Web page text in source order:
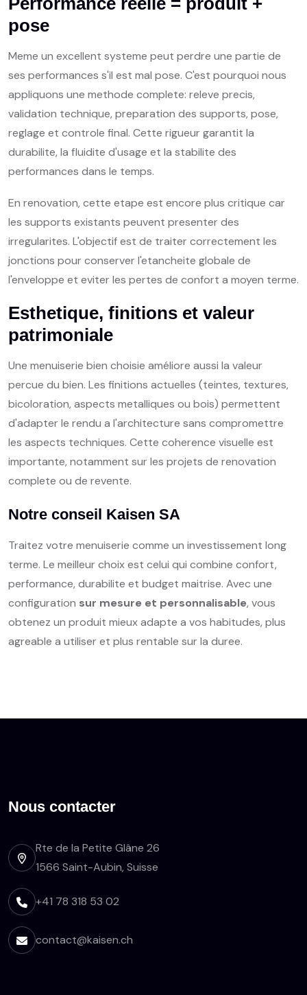
pose
Meme un excellent systeme peut perdre une partie de
ses performances s'il est mal pose. C'est pourquoi nous
appliquons une methode complete: releve precis,
validation technique, preparation des supports, pose,
reglage et controle final. Cette rigueur garantit la
durabilite, la fluidite d'usage et la stabilite des
performances dans le temps.
En renovation, cette etape est encore plus critique car
les supports existants peuvent presenter des
irregularites. L'objectif est de traiter correctement les
jonctions pour conserver l'etancheite globale de
l'enveloppe et eviter les pertes de confort a moyen terme.
Esthetique, finitions et valeur
patrimoniale
Une menuiserie bien choisie améliore aussi la valeur
percue du bien. Les finitions actuelles (teintes, textures,
bicoloration, aspects metalliques ou bois) permettent
d'adapter le rendu a l'architecture sans compromettre
les aspects techniques. Cette coherence visuelle est
importante, notamment sur les projets de renovation
complete ou de revente.
Notre conseil Kaisen SA
Traitez votre menuiserie comme un investissement long
terme. Le meilleur choix est celui qui combine confort,
performance, durabilite et budget maitrise. Avec une
configuration sur mesure et personnalisable, vous
obtenez un produit mieux adapte a vos habitudes, plus
agreable a utiliser et plus rentable sur la duree.
Nous contacter
Rte de la Petite Glâne 26
1566 Saint-Aubin, Suisse
+41 78 318 53 02
contact@kaisen.ch